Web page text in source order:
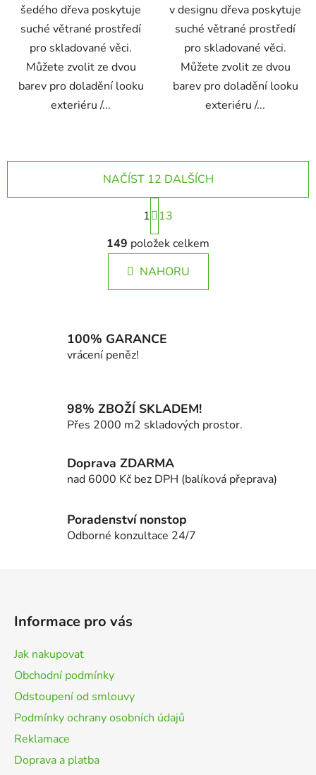
šedého dřeva poskytuje
suché větrané prostředí
pro skladované věci.
Můžete zvolit ze dvou
barev pro doladění looku
exteriéru /...
v designu dřeva poskytuje
suché větrané prostředí
pro skladované věci.
Můžete zvolit ze dvou
barev pro doladění looku
exteriéru /...
O
v
l
á
d
í
k
y
v
p
i
NAČÍST 12 DALŠÍCH
S
t
r
á
n
k
í
1
13
149 položek celkem
NAHORU
100% GARANCE
vrácení peněz!
98% ZBOŽÍ SKLADEM!
Přes 2000 m2 skladových prostor.
Doprava ZDARMA
nad 6000 Kč bez DPH (balíková přeprava)
Poradenství nonstop
Odborné konzultace 24/7
Informace pro vás
Jak nakupovat
Obchodní podmínky
Odstoupení od smlouvy
Podmínky ochrany osobních údajů
Reklamace
Doprava a platba